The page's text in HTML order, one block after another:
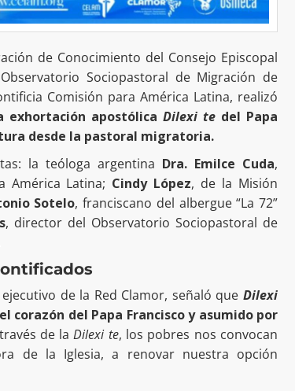
de Conocimiento del Consejo Episcopal
Sociopastoral de Migración de
Comisión para América Latina, realizó
apostólica Dilexi te del Papa
desde la pastoral migratoria.
la teóloga argentina Dra. Emilce Cuda,
América Latina; Cindy López, de la Misión
Sotelo, franciscano del albergue “La 72”
, director del Observatorio Sociopastoral de
de la Red Clamor, señaló queDilexi
corazón del Papa Francisco y asumido por
de laDilexi te, los pobres nos convocan
de la Iglesia, a renovar nuestra opción